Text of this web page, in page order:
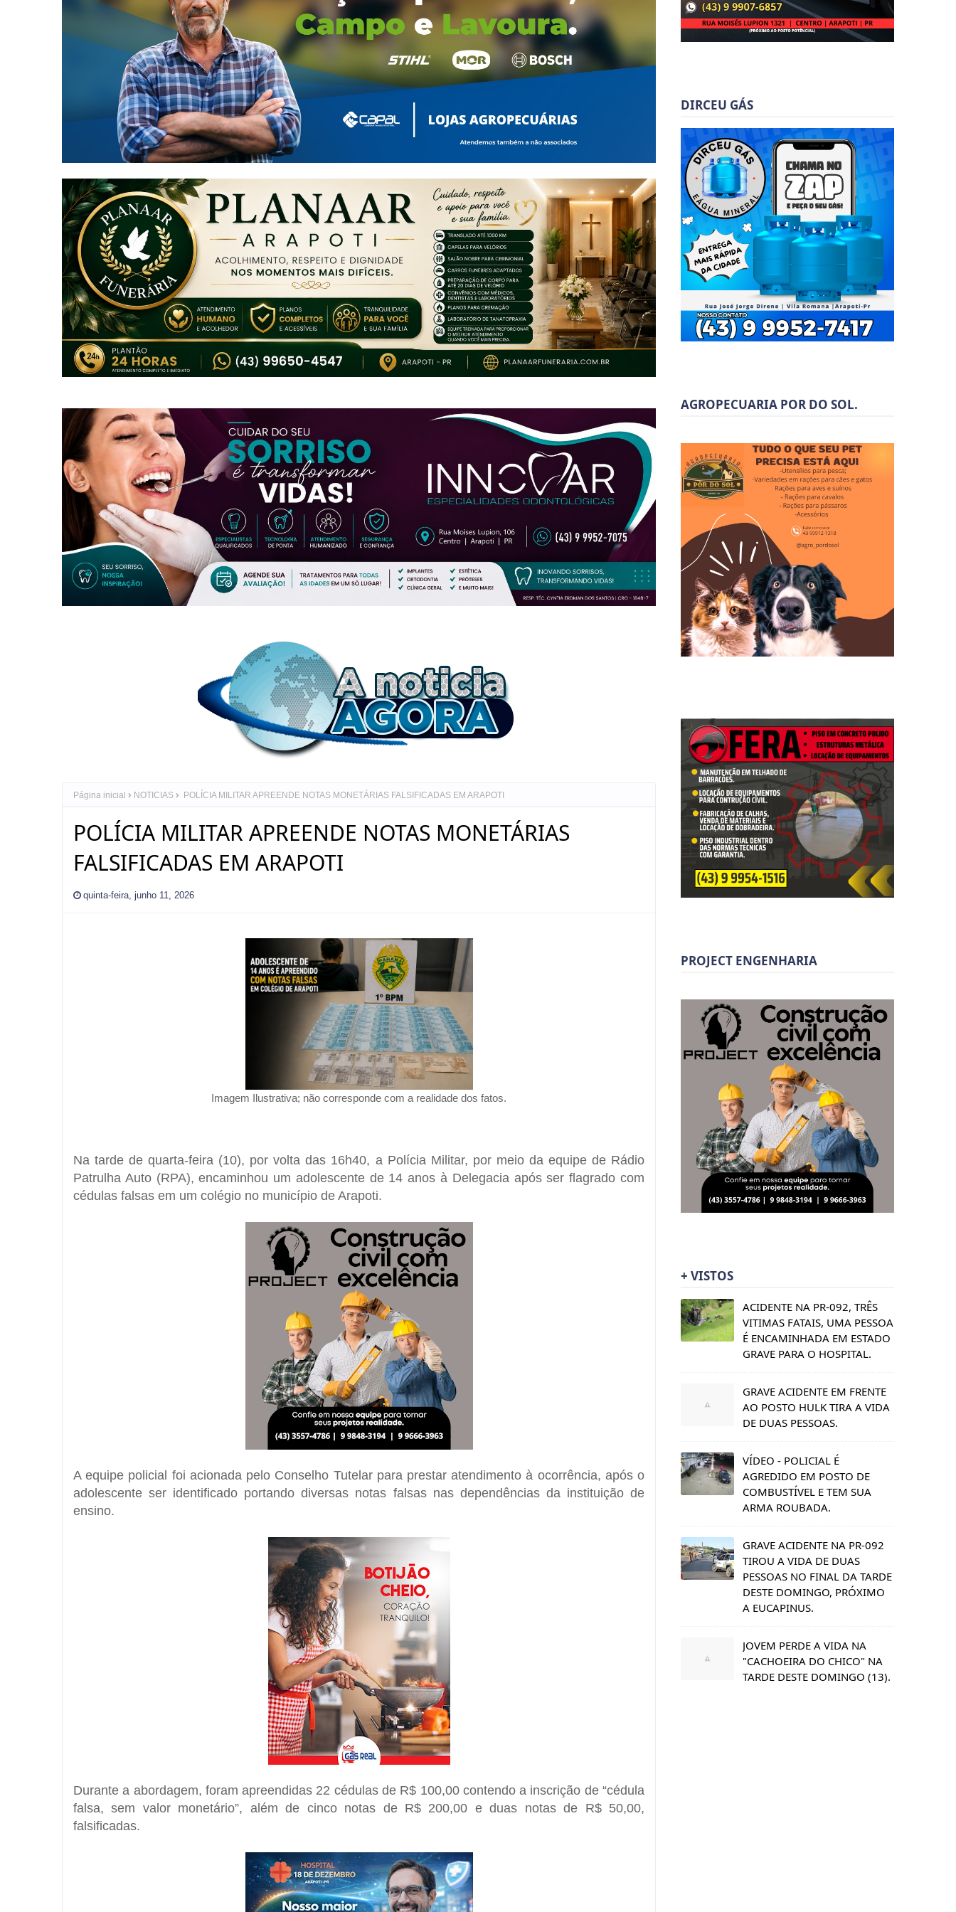
Página inicial NOTICIAS POLÍCIA MILITAR APREENDE NOTAS MONETÁRIAS FALSIFICADAS EM ARAPOTI
POLÍCIA MILITAR APREENDE NOTAS MONETÁRIAS
FALSIFICADAS EM ARAPOTI
quinta-feira, junho 11, 2026
Imagem Ilustrativa; não corresponde com a realidade dos fatos.
Na tarde de quarta-feira (10), por volta das 16h40, a Polícia Militar, por meio da equipe de Rádio
Patrulha Auto (RPA), encaminhou um adolescente de 14 anos à Delegacia após ser flagrado com
cédulas falsas em um colégio no município de Arapoti.
A equipe policial foi acionada pelo Conselho Tutelar para prestar atendimento à ocorrência, após o
adolescente ser identificado portando diversas notas falsas nas dependências da instituição de
ensino.
Durante a abordagem, foram apreendidas 22 cédulas de R$ 100,00 contendo a inscrição de “cédula
falsa, sem valor monetário”, além de cinco notas de R$ 200,00 e duas notas de R$ 50,00,
falsificadas.
DIRCEU GÁS
AGROPECUARIA POR DO SOL.
PROJECT ENGENHARIA
+ VISTOS
ACIDENTE NA PR-092, TRÊS
VITIMAS FATAIS, UMA PESSOA
É ENCAMINHADA EM ESTADO
GRAVE PARA O HOSPITAL.
GRAVE ACIDENTE EM FRENTE
AO POSTO HULK TIRA A VIDA
DE DUAS PESSOAS.
VÍDEO - POLICIAL É
AGREDIDO EM POSTO DE
COMBUSTÍVEL E TEM SUA
ARMA ROUBADA.
GRAVE ACIDENTE NA PR-092
TIROU A VIDA DE DUAS
PESSOAS NO FINAL DA TARDE
DESTE DOMINGO, PRÓXIMO
A EUCAPINUS.
JOVEM PERDE A VIDA NA
"CACHOEIRA DO CHICO" NA
TARDE DESTE DOMINGO (13).